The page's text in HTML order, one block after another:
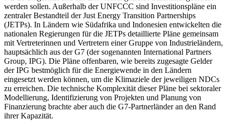
werden sollen. Außerhalb der UNFCCC sind Inves­titions­pläne ein
zentra­ler Bestandteil der Just Energy Transition Partnerships
(JETPs). In Ländern wie Süd­afrika und Indonesien entwickelten die
nationalen Regierungen für die JETPs detaillierte Pläne gemeinsam
mit Vertreterinnen und Vertretern einer Grup­pe von Industrieländern,
hauptsächlich aus der G7 (der sogenannten Internatio­nal Partners
Group, IPG). Die Pläne offen­baren, wie bereits zugesagte Gelder
der IPG bestmöglich für die Energiewende in den Ländern
eingesetzt werden können, um die Klima­ziele der jeweiligen NDCs
zu errei­chen. Die technische Komplexität dieser Pläne bei sektoraler
Modellierung, Identifi­zierung von Projekten und Planung von
Finanzierung brachte aber auch die G7-Part­ner­länder an den Rand
ihrer Kapazität.